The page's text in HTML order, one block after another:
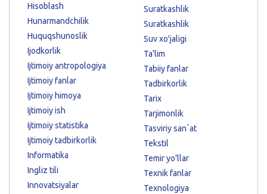
Hisoblash
Hunarmandchilik
Huquqshunoslik
Ijodkorlik
Ijtimoiy antropologiya
Ijtimoiy fanlar
Ijtimoiy himoya
Ijtimoiy ish
Ijtimoiy statistika
Ijtimoiy tadbirkorlik
Informatika
Ingliz tili
Innovatsiyalar
Suratkashlik
Suratkashlik
Suv xo'jaligi
Ta'lim
Tabiiy fanlar
Tadbirkorlik
Tarix
Tarjimonlik
Tasviriy sanʼat
Tekstil
Temir yo'llar
Texnik fanlar
Texnologiya